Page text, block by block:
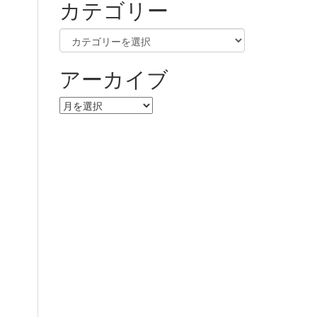
カテゴリー
カ
テ
リ
ー
アーカイブ
ア
ー